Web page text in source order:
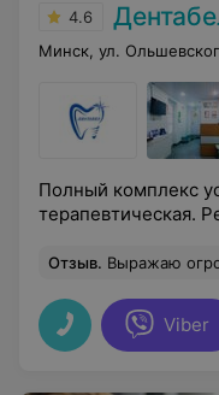
4.6
Минск, ул.
Полный комплекс
терапевтическая.
Отзыв. Выражаю огромную благодарность Зубову Юрию Николаевичу!
Viber